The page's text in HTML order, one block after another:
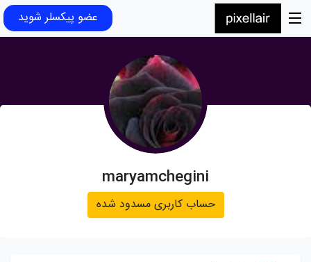
عضو پیکسلر شوید
maryamchegini
حساب کاربری مسدود شده